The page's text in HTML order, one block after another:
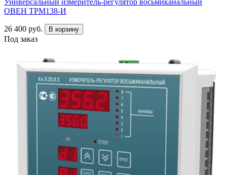
Универсальный измеритель-регулятор восьмиканальный
ОВЕН ТРМ138-И
26 400 руб. В корзину
Под заказ